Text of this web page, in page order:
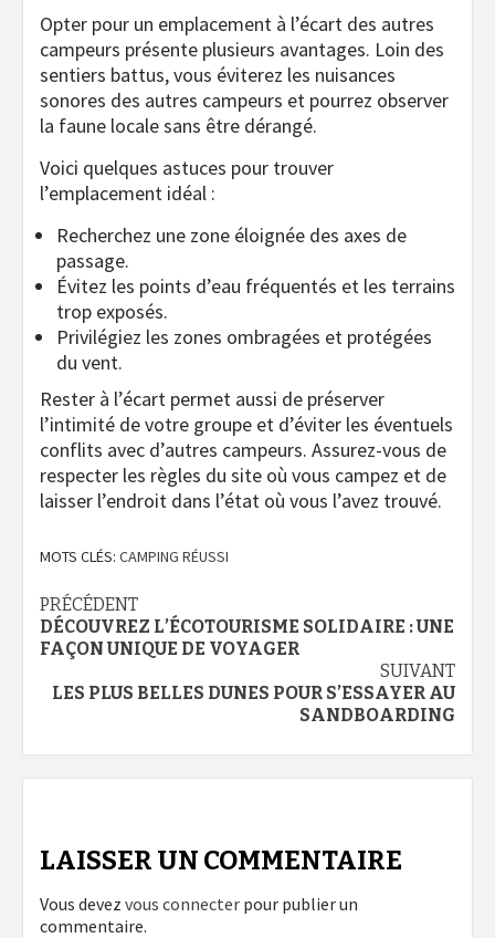
Opter pour un emplacement à l’écart des autres
campeurs présente plusieurs avantages. Loin des
sentiers battus, vous éviterez les nuisances
sonores des autres campeurs et pourrez observer
la faune locale sans être dérangé.
Voici quelques astuces pour trouver
l’emplacement idéal :
Recherchez une zone éloignée des axes de
passage.
Évitez les points d’eau fréquentés et les terrains
trop exposés.
Privilégiez les zones ombragées et protégées
du vent.
Rester à l’écart permet aussi de préserver
l’intimité de votre groupe et d’éviter les éventuels
conflits avec d’autres campeurs. Assurez-vous de
respecter les règles du site où vous campez et de
laisser l’endroit dans l’état où vous l’avez trouvé.
MOTS CLÉS: CAMPING RÉUSSI
Navigation
d’article
PRÉCÉDENT
DÉCOUVREZ L’ÉCOTOURISME SOLIDAIRE : UNE
FAÇON UNIQUE DE VOYAGER
SUIVANT
LES PLUS BELLES DUNES POUR S’ESSAYER AU
SANDBOARDING
LAISSER UN COMMENTAIRE
Vous devez vous connecter pour publier un
commentaire.